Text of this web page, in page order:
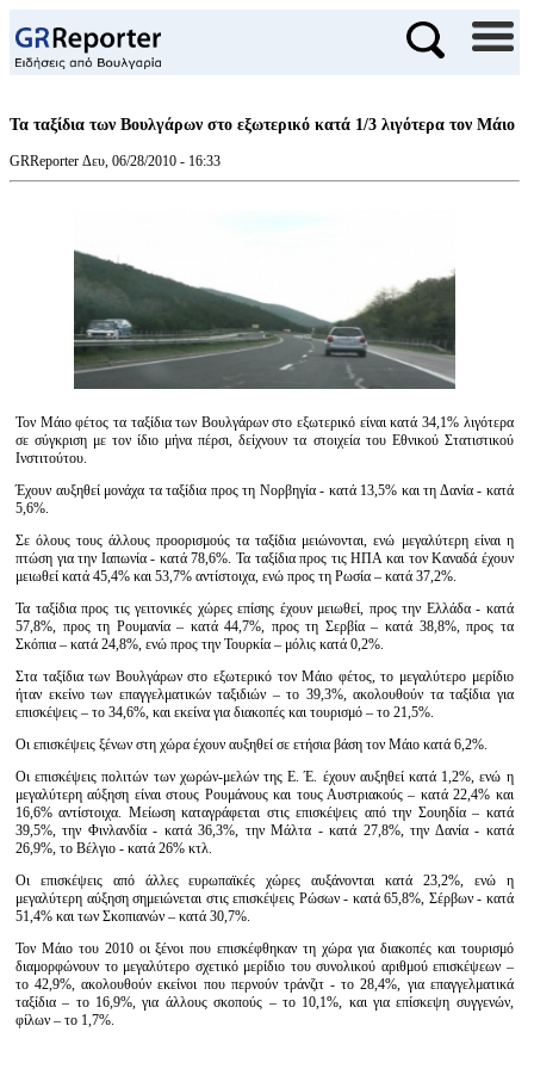
Τα ταξίδια των Βουλγάρων στο εξωτερικό κατά 1/3 λιγότερα τον Μάιο
GRReporter Δευ, 06/28/2010 - 16:33
Τον Μάιο φέτος τα ταξίδια των Βουλγάρων στο εξωτερικό είναι κατά 34,1% λιγότερα
σε σύγκριση με τον ίδιο μήνα πέρσι, δείχνουν τα στοιχεία του Εθνικού Στατιστικού
Ινστιτούτου.
Έχουν αυξηθεί μονάχα τα ταξίδια προς τη Νορβηγία - κατά 13,5% και τη Δανία - κατά
5,6%.
Σε όλους τους άλλους προορισμούς τα ταξίδια μειώνονται, ενώ μεγαλύτερη είναι η
πτώση για την Ιαπωνία - κατά 78,6%. Τα ταξίδια προς τις ΗΠΑ και τον Καναδά έχουν
μειωθεί κατά 45,4% και 53,7% αντίστοιχα, ενώ προς τη Ρωσία – κατά 37,2%.
Τα ταξίδια προς τις γειτονικές χώρες επίσης έχουν μειωθεί, προς την Ελλάδα - κατά
57,8%, προς τη Ρουμανία – κατά 44,7%, προς τη Σερβία – κατά 38,8%, προς τα
Σκόπια – κατά 24,8%, ενώ προς την Τουρκία – μόλις κατά 0,2%.
Στα ταξίδια των Βουλγάρων στο εξωτερικό τον Μάιο φέτος, το μεγαλύτερο μερίδιο
ήταν εκείνο των επαγγελματικών ταξιδιών – το 39,3%, ακολουθούν τα ταξίδια για
επισκέψεις – το 34,6%, και εκείνα για διακοπές και τουρισμό – το 21,5%.
Οι επισκέψεις ξένων στη χώρα έχουν αυξηθεί σε ετήσια βάση τον Μάιο κατά 6,2%.
Οι επισκέψεις πολιτών των χωρών-μελών της Ε. Έ. έχουν αυξηθεί κατά 1,2%, ενώ η
μεγαλύτερη αύξηση είναι στους Ρουμάνους και τους Αυστριακούς – κατά 22,4% και
16,6% αντίστοιχα. Μείωση καταγράφεται στις επισκέψεις από την Σουηδία – κατά
39,5%, την Φινλανδία - κατά 36,3%, την Μάλτα - κατά 27,8%, την Δανία - κατά
26,9%, το Βέλγιο - κατά 26% κτλ.
Οι επισκέψεις από άλλες ευρωπαϊκές χώρες αυξάνονται κατά 23,2%, ενώ η
μεγαλύτερη αύξηση σημειώνεται στις επισκέψεις Ρώσων - κατά 65,8%, Σέρβων - κατά
51,4% και των Σκοπιανών – κατά 30,7%.
Τον Μάιο του 2010 οι ξένοι που επισκέφθηκαν τη χώρα για διακοπές και τουρισμό
διαμορφώνουν το μεγαλύτερο σχετικό μερίδιο του συνολικού αριθμού επισκέψεων –
το 42,9%, ακολουθούν εκείνοι που περνούν τράνζιτ - το 28,4%, για επαγγελματικά
ταξίδια – το 16,9%, για άλλους σκοπούς – το 10,1%, και για επίσκεψη συγγενών,
φίλων – το 1,7%.